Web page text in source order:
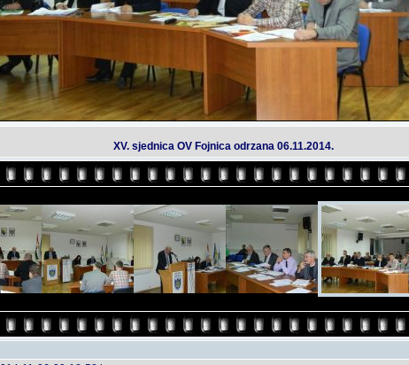
XV. sjednica OV Fojnica odrzana 06.11.2014.